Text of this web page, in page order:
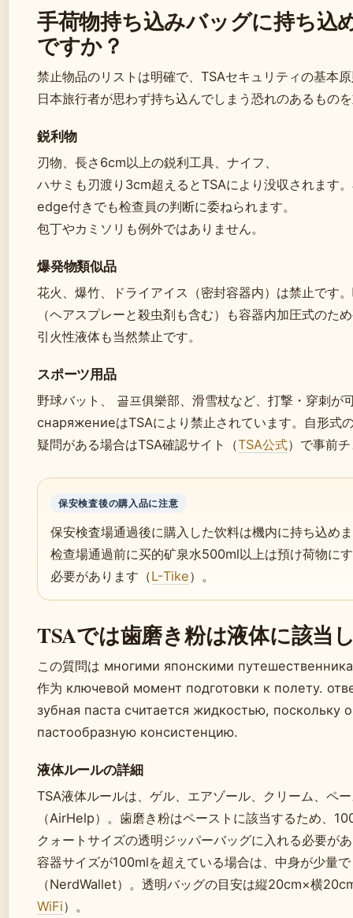
手荷物持ち込みバッグに持ち込
ですか？
禁止物品のリストは明確で、TSAセキュリティの基本
日本旅行者が思わず持ち込んでしまう恐れのあるもの
鋭利物
刃物、長さ6cm以上の鋭利工具、ナイフ、
ハサミも刃渡り3cm超えるとTSAにより没収されます
edge付きでも检查員の判断に委ねられます。
包丁やカミソリも例外ではありません。
爆発物類似品
花火、爆竹、ドライアイス（密封容器内）は禁止です
（ヘアスプレーと殺虫剤も含む）も容器内加圧式のた
引火性液体も当然禁止です。
スポーツ用品
野球バット、 골프俱樂部、滑雪杖など、打撃・穿刺が
снаряжениеはTSAにより禁止されています。自形式
疑問がある場合はTSA確認サイト（TSA公式）で事前
保安検査後の購入品に注意
保安検査場通過後に購入した饮料は機内に持ち込め
检查場通過前に买的矿泉水500ml以上は預け荷物に
必要があります（L-Tike）。
TSAでは歯磨き粉は液体に該当
この質問は многими японскими
作为 ключевой момент подготовки к полету.
зубная паста считается жидкостью, поскольку
пастообразную консистенцию.
液体ルールの詳細
TSA液体ルールは、ゲル、エアゾール、クリーム、ペ
（AirHelp）。歯磨き粉はペーストに該当するため、
クォートサイズの透明ジッパーバッグに入れる必要が
容器サイズが100mlを超えている場合は、中身が少量
（NerdWallet）。透明バッグの目安は縦20cm×横
WiFi）。